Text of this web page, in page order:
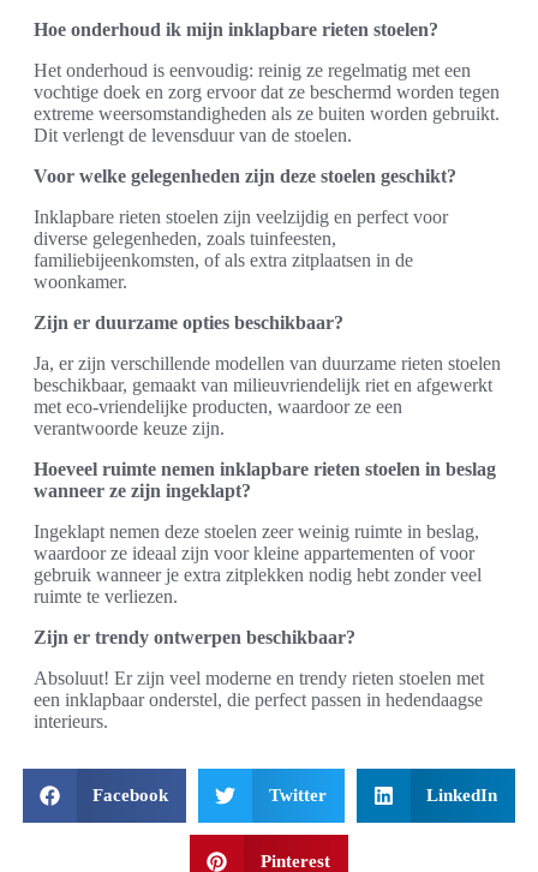
Hoe onderhoud ik mijn inklapbare rieten stoelen?
Het onderhoud is eenvoudig: reinig ze regelmatig met een
vochtige doek en zorg ervoor dat ze beschermd worden tegen
extreme weersomstandigheden als ze buiten worden gebruikt.
Dit verlengt de levensduur van de stoelen.
Voor welke gelegenheden zijn deze stoelen geschikt?
Inklapbare rieten stoelen zijn veelzijdig en perfect voor
diverse gelegenheden, zoals tuinfeesten,
familiebijeenkomsten, of als extra zitplaatsen in de
woonkamer.
Zijn er duurzame opties beschikbaar?
Ja, er zijn verschillende modellen van duurzame rieten stoelen
beschikbaar, gemaakt van milieuvriendelijk riet en afgewerkt
met eco-vriendelijke producten, waardoor ze een
verantwoorde keuze zijn.
Hoeveel ruimte nemen inklapbare rieten stoelen in beslag
wanneer ze zijn ingeklapt?
Ingeklapt nemen deze stoelen zeer weinig ruimte in beslag,
waardoor ze ideaal zijn voor kleine appartementen of voor
gebruik wanneer je extra zitplekken nodig hebt zonder veel
ruimte te verliezen.
Zijn er trendy ontwerpen beschikbaar?
Absoluut! Er zijn veel moderne en trendy rieten stoelen met
een inklapbaar onderstel, die perfect passen in hedendaagse
interieurs.
Facebook Twitter LinkedIn
Pinterest